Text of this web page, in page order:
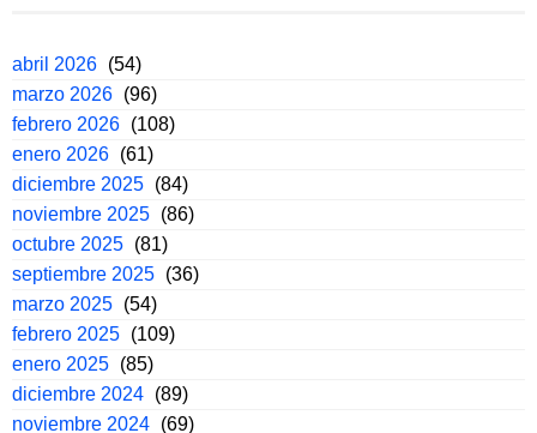
abril 2026 (54)
marzo 2026 (96)
febrero 2026 (108)
enero 2026 (61)
diciembre 2025 (84)
noviembre 2025 (86)
octubre 2025 (81)
septiembre 2025 (36)
marzo 2025 (54)
febrero 2025 (109)
enero 2025 (85)
diciembre 2024 (89)
noviembre 2024 (69)